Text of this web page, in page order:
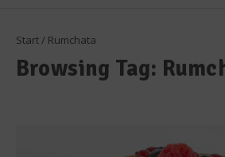
Start/ Rumchata
Browsing Tag: